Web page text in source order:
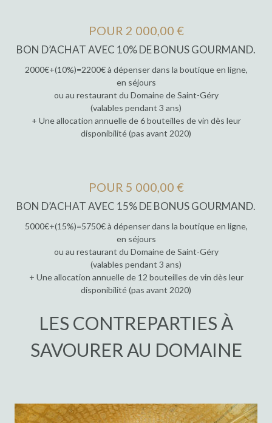
POUR 2 000,00 €
BON D’ACHAT AVEC 10% DE BONUS GOURMAND.
2000€+(10%)=2200€ à dépenser dans la boutique en ligne,
en séjours
ou au restaurant du Domaine de Saint-Géry
(valables pendant 3 ans)
+ Une allocation annuelle de 6 bouteilles de vin dès leur
disponibilité (pas avant 2020)
POUR 5 000,00 €
BON D’ACHAT AVEC 15% DE BONUS GOURMAND.
5000€+(15%)=5750€ à dépenser dans la boutique en ligne,
en séjours
ou au restaurant du Domaine de Saint-Géry
(valables pendant 3 ans)
+ Une allocation annuelle de 12 bouteilles de vin dès leur
disponibilité (pas avant 2020)
LES CONTREPARTIES À
SAVOURER AU DOMAINE